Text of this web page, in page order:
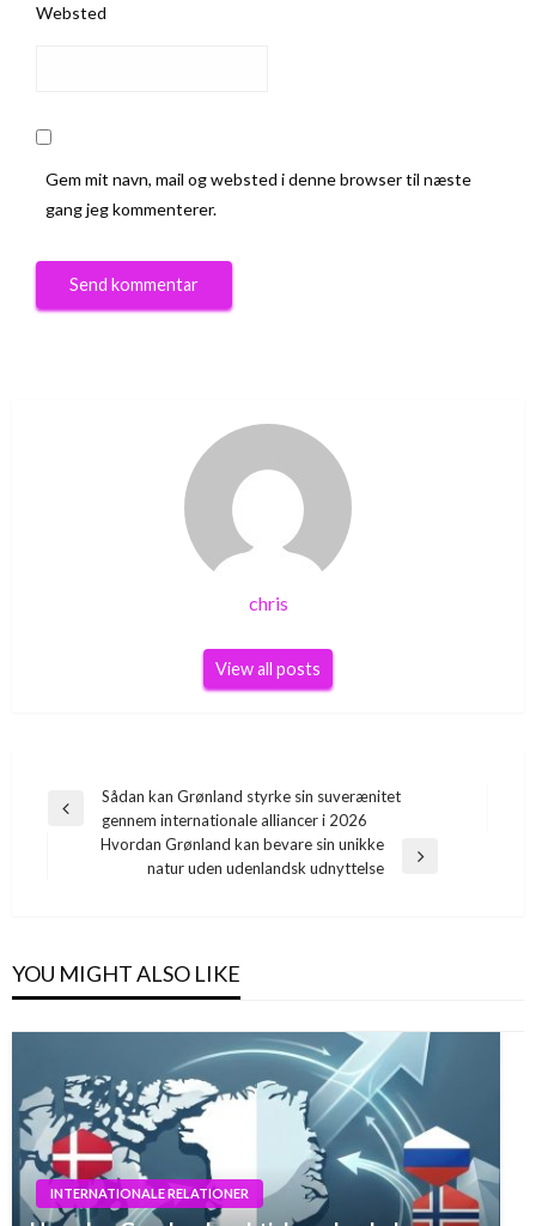
Websted
Gem mit navn, mail og websted i denne browser til næste
gang jeg kommenterer.
chris
View all posts
Indlægsnavigation
Previous
Sådan kan Grønland styrke sin suverænitet
gennem internationale alliancer i 2026
Hvordan Grønland kan bevare sin unikke
natur uden udenlandsk udnyttelse
YOU MIGHT ALSO LIKE
INTERNATIONALE RELATIONER